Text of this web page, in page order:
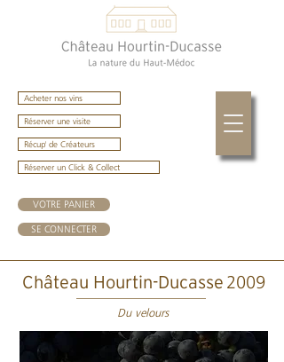
Acheter nos vins
Réserver une visite
Récup' de Créateurs
VOTRE PANIER
Réserver un Click & Collect
SE CONNECTER
Château Hourtin-Ducasse 2009
Du velours